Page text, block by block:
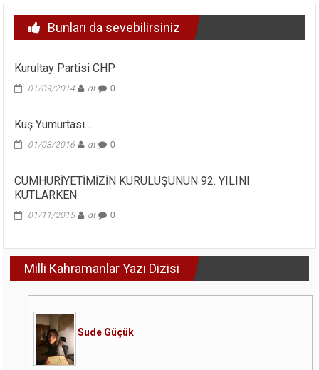
Bunları da sevebilirsiniz
Kurultay Partisi CHP
01/09/2014 dt 0
Kuş Yumurtası…
01/03/2016 dt 0
CUMHURİYETİMİZİN KURULUŞUNUN 92. YILINI
KUTLARKEN
01/11/2015 dt 0
Milli Kahramanlar Yazı Dizisi
Sude Güçük